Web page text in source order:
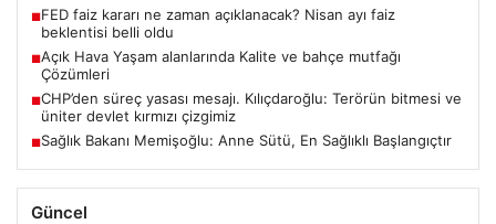
■FED faiz kararı ne zaman açıklanacak? Nisan ayı faiz
beklentisi belli oldu
■Açık Hava Yaşam alanlarında Kalite ve bahçe mutfağı
Çözümleri
■CHP’den süreç yasası mesajı. Kılıçdaroğlu: Terörün bitmesi ve
üniter devlet kırmızı çizgimiz
■Sağlık Bakanı Memişoğlu: Anne Sütü, En Sağlıklı Başlangıçtır
Güncel